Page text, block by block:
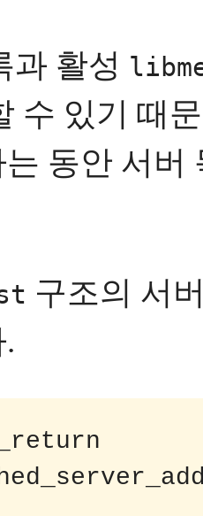
과 활성
수 있기 때
동안 서버
구조의 서